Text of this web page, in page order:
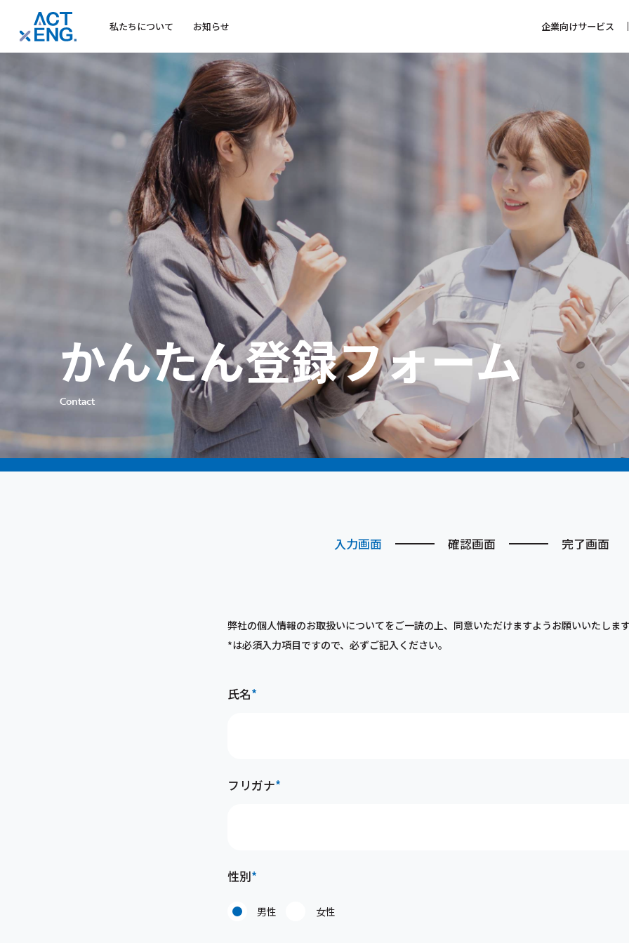
私たちについて お知らせ 企業向けサービス
かんたん登録フォーム
Contact
入力画面 確認画面 完了画面
弊社の個人情報のお取扱いについてをご一読の上、同意いただけますようお願いいたしま
*は必須入力項目ですので、必ずご記入ください。
氏名*
フリガナ*
性別*
男性 女性